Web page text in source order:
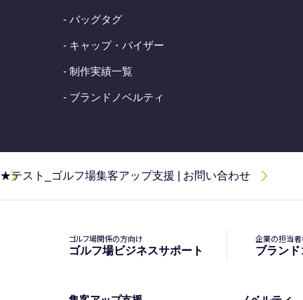
- バッグタグ
- キャップ・バイザー
- 制作実績一覧
- ブランドノベルティ
★テスト_ゴルフ場集客アップ支援 | お問い合わせ
ゴルフ場関係の方向け
ゴルフ場ビジネスサポート
企業の担当
ブランド